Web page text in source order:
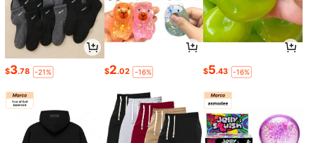
$3.78 -21% $2.02 -16% $5.43 -16%